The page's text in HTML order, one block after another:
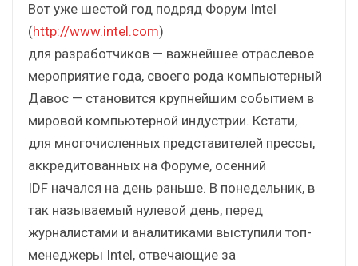
Вот уже шестой год подряд Форум Intel
(http://www.intel.com)
для разработчиков — важнейшее отраслевое
мероприятие года, своего рода компьютерный
Давос — становится крупнейшим событием в
мировой компьютерной индустрии. Кстати,
для многочисленных представителей прессы,
аккредитованных на Форуме, осенний
IDF начался на день раньше. В понедельник, в
так называемый нулевой день, перед
журналистами и аналитиками выступили топ-
менеджеры Intel, отвечающие за